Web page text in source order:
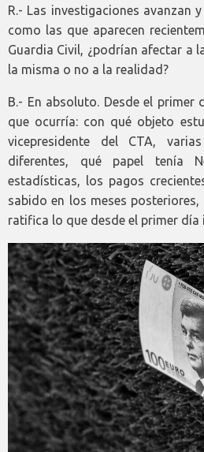
R.- Las investigaciones avanzan
como las que aparecen
Guardia Civil, ¿podrían afectar a
la misma o no a la realidad?
B.- En absoluto. Desde el
que ocurría: con qué objeto
vicepresidente del CTA,
diferentes, qué papel tenía
estadísticas, los pagos
sabido en los meses
ratifica lo que desde el primer día